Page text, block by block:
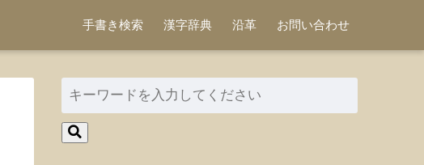
手書き検索 漢字辞典 沿革 お問い合わせ